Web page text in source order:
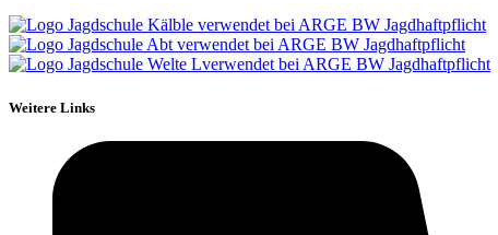
Weitere Links